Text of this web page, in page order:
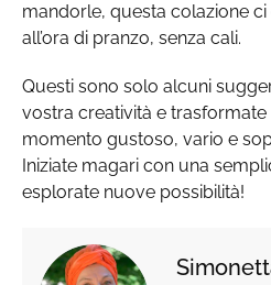
mandorle, questa colazione
all’ora di pranzo, senza cali.
Questi sono solo alcuni
vostra creatività e trasformate
momento gustoso, vario e
Iniziate magari con una
esplorate nuove possibilità!